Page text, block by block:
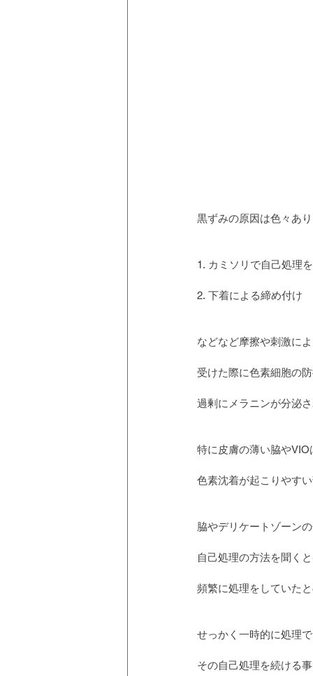
黒ずみの原因は色々あ
1. カミソリで自己処理
2. 下着による締め付け
などなど摩擦や刺激に
受けた際に色素細胞の
過剰にメラニンが分泌
特に皮膚の薄い脇や
色素沈着が起こりやす
脇やデリケートゾーン
自己処理の方法を聞く
頻繁に処理をしていた
せっかく一時的に処理
その自己処理を続ける